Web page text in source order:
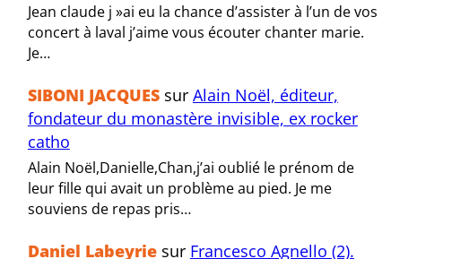
Jean claude j »ai eu la chance d’assister à l’un de vos
concert à laval j’aime vous écouter chanter marie.
Je…
SIBONI JACQUESsur Alain Noël, éditeur,
fondateur du monastère invisible, ex rocker
catho
Alain Noël,Danielle,Chan,j’ai oublié le prénom de
leur fille qui avait un problème au pied. Je me
souviens de repas pris…
Daniel Labeyriesur Francesco Agnello (2).